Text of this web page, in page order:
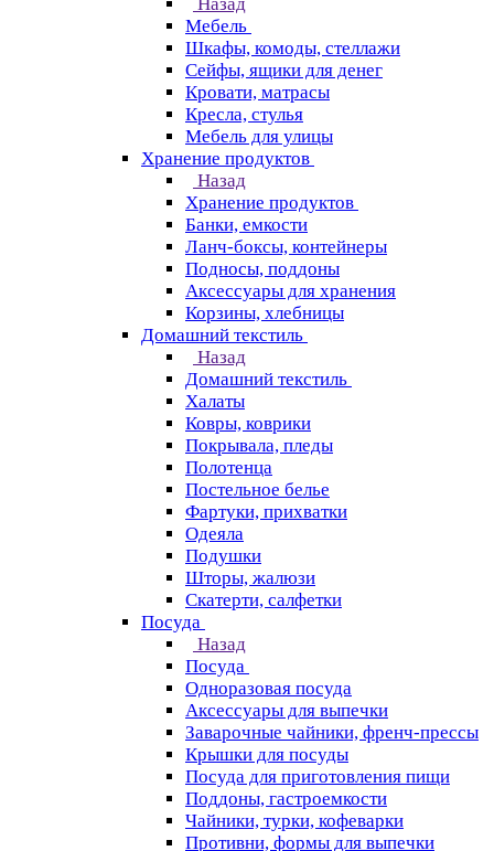
Мебель
Шкафы, комоды, стеллажи
Сейфы, ящики для денег
Кровати, матрасы
Кресла, стулья
Мебель для улицы
Хранение продуктов
Назад
Хранение продуктов
Банки, емкости
Ланч-боксы, контейнеры
Подносы, поддоны
Аксессуары для хранения
Корзины, хлебницы
Домашний текстиль
Назад
Домашний текстиль
Халаты
Ковры, коврики
Покрывала, пледы
Полотенца
Постельное белье
Фартуки, прихватки
Одеяла
Подушки
Шторы, жалюзи
Скатерти, салфетки
Посуда
Назад
Посуда
Одноразовая посуда
Аксессуары для выпечки
Заварочные чайники, френч-прессы
Крышки для посуды
Посуда для приготовления пищи
Поддоны, гастроемкости
Чайники, турки, кофеварки
Противни, формы для выпечки